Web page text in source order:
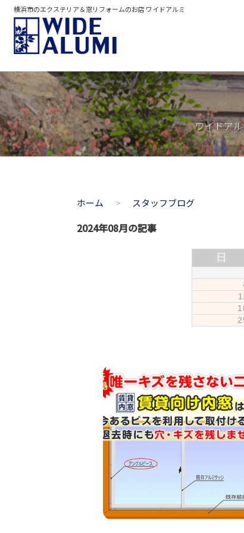
横浜市のエクステリア＆窓リフォームのお店 ワイドアルミ
ワイドア
ホーム スタッフブログ
2024年08月の記事
日